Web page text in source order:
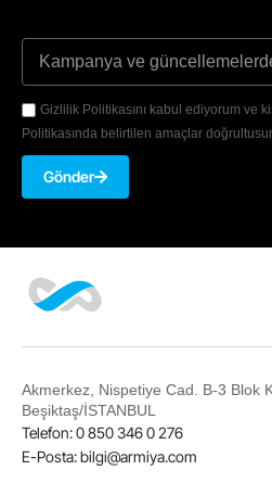
Gizlilik Politikasını kabul ediyorum ve
Politikasında belirtilen amaçlar
Gönder
Akmerkez, Nispetiye Cad. B-3 Blok
Beşiktaş/İSTANBUL
Telefon: 0 850 346 0 276
E-Posta:bilgi@armiya.com